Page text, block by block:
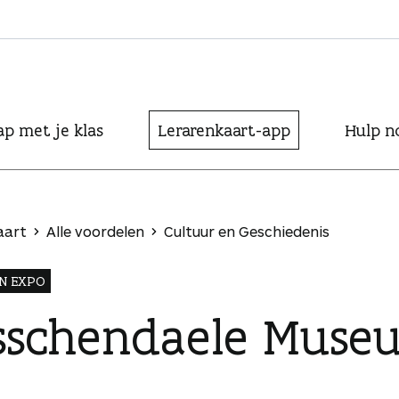
met je klas Lerarenkaart-app Hulp
Alle voordelen Cultuur en Geschiedenis
EXPO